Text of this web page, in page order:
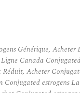
Générique,
Canada
Acheter
Conjugated estrogens